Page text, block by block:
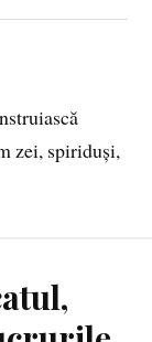
zei, spiriduși,